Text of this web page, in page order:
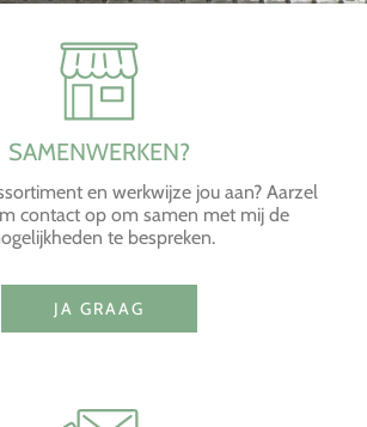
SAMENWERKEN?
en werkwijze jou aan? Aarzel
contact op om samen met mij de
te bespreken.
JA GRAAG